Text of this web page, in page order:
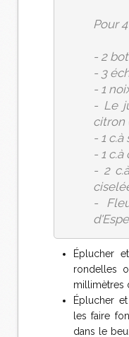
Pour
- 2
- 3
- 1
- Le
citron
- 1
- 1
- 2
-
Éplucher
rondelles
millimètres
Éplucher
les faire
dans le